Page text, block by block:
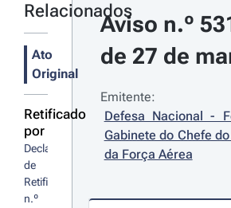
Relacionados
Ato
Original
Retificado
por
Declaração
de
Retificação
n.º
Aviso n.º
de 27 de
Emitente:
Defesa Nacional -
Gabinete do Chefe
da Força Aérea